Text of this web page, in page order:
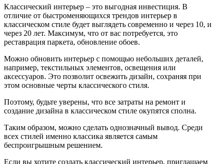
Классический интерьер – это выгодная инвестиция. В
отличие от быстроменяющихся трендов интерьер в
классическом стиле будет выглядеть современно и через 10, и
через 20 лет. Максимум, что от вас потребуется, это
реставрация паркета, обновление обоев.
Можно обновить интерьер с помощью небольших деталей,
например, текстильных элементов, освещения или
аксессуаров. Это позволит освежить дизайн, сохраняя при
этом основные черты классического стиля.
Поэтому, будьте уверены, что все затраты на ремонт и
создание дизайна в классическом стиле окупятся сполна.
Таким образом, можно сделать однозначный вывод. Среди
всех стилей именно классика является самым
беспроигрышным решением.
Если вы хотите создать классический интерьер, приглашаем